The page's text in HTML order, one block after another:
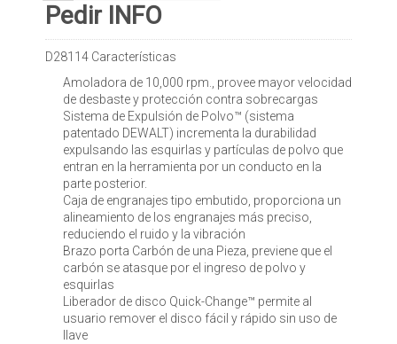
Pedir INFO
D28114 Características
Amoladora de 10,000 rpm., provee mayor velocidad
de desbaste y protección contra sobrecargas
Sistema de Expulsión de Polvo™ (sistema
patentado DEWALT) incrementa la durabilidad
expulsando las esquirlas y partículas de polvo que
entran en la herramienta por un conducto en la
parte posterior.
Caja de engranajes tipo embutido, proporciona un
alineamiento de los engranajes más preciso,
reduciendo el ruido y la vibración
Brazo porta Carbón de una Pieza, previene que el
carbón se atasque por el ingreso de polvo y
esquirlas
Liberador de disco Quick-Change™ permite al
usuario remover el disco fácil y rápido sin uso de
llave